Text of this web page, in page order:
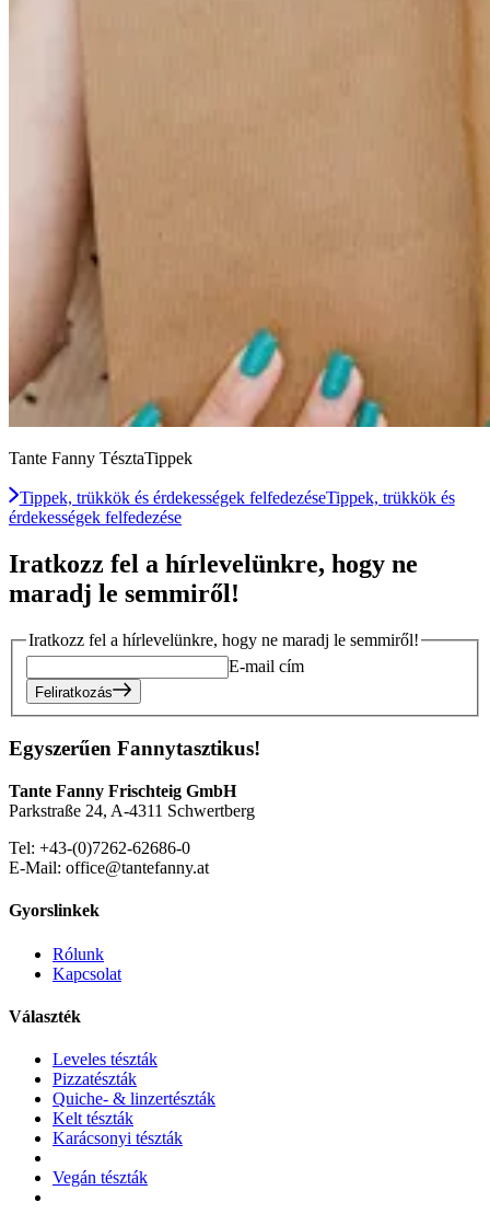
Tante Fanny TésztaTippek
Tippek, trükkök és érdekességek felfedezéseTippek, trükkök és
érdekességek felfedezése
Iratkozz fel a hírlevelünkre, hogy ne
maradj le semmiről!
Iratkozz fel a hírlevelünkre, hogy ne maradj le semmiről!
E-mail cím
Feliratkozás
Egyszerűen Fannytasztikus!
Tante Fanny Frischteig GmbH
Parkstraße 24, A-4311 Schwertberg
Tel: +43-(0)7262-62686-0
E-Mail: office@tantefanny.at
Gyorslinkek
Rólunk
Kapcsolat
Választék
Leveles tészták
Pizzatészták
Quiche- & linzertészták
Kelt tészták
Karácsonyi tészták
Vegán tészták